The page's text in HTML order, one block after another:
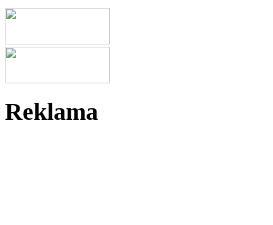
Reklama